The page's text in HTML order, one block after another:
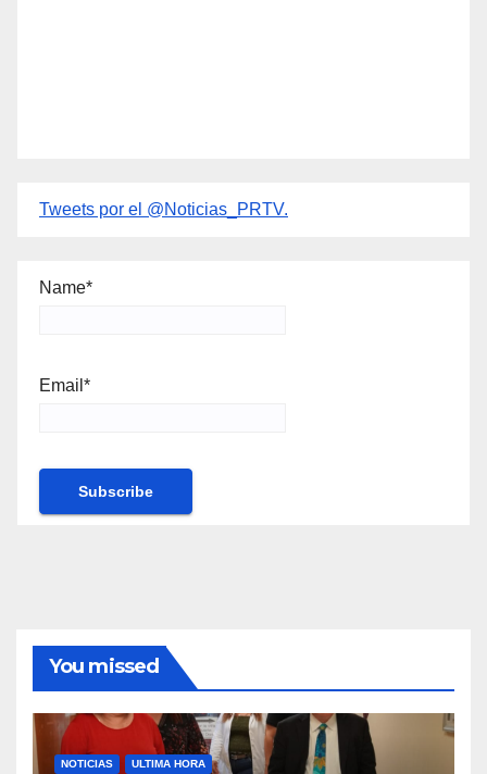
Tweets por el @Noticias_PRTV.
Name*
Email*
You missed
NOTICIAS ULTIMA HORA